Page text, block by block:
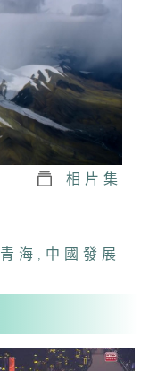
相片集
青海 , 中國發展